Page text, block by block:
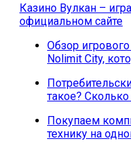
Казино Вулкан –
официальном сайте
Обзор
Nolimit City,
такое?
Покупаем
технику на